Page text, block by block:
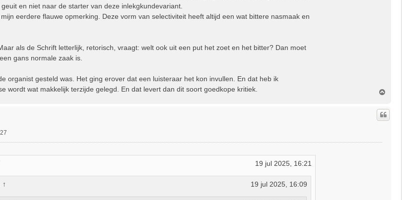
en niet naar de starter van deze inlekgkundevariant.
eerdere flauwe opmerking. Deze vorm van selectiviteit heeft altijd een wat bittere nasmaak en
als de Schrift letterlijk, retorisch, vraagt: welt ook uit een put het zoet en het bitter? Dan moet
gans normale zaak is.
organist gesteld was. Het ging erover dat een luisteraar het kon invullen. En dat heb ik
wordt wat makkelijk terzijde gelegd. En dat levert dan dit soort goedkope kritiek.
h
o
19 jul 2025, 16:21
↑ 19 jul 2025, 16:09